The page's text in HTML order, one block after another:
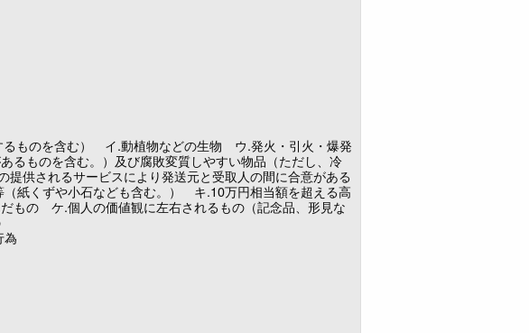
るものを含む） イ.動植物などの生物 ウ.発火・引火・爆発
ものを含む。）及び腐敗変質しやすい物品（ただし、冷
供されるサービスにより発送元と受取人の間に合意がある
紙くずや小石なども含む。） キ.10万円相当額を超える高
もの ケ.個人の価値観に左右されるもの（記念品、形見な
為